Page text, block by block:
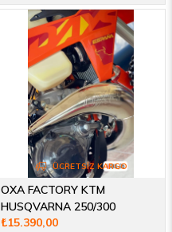
OXA FACTORY KTM
HUSQVARNA 250/300
SALYANGOZ 24-26
₺15.390,00
ÜCRETSIZ KARGO